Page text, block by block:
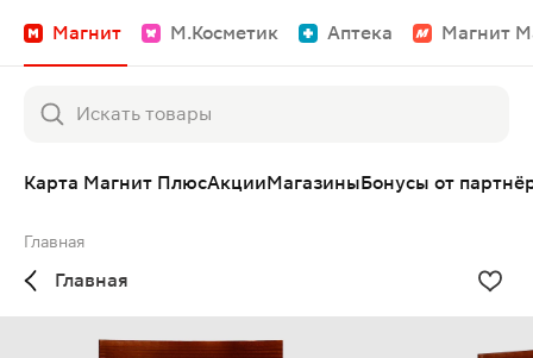
Магнит М.Косметик Аптека Магнит
Карта Магнит ПлюсАкцииМагазиныБонусы от
Главная
Главная